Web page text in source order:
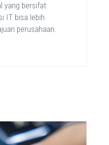
yang bersifat
IT bisa lebih
perusahaan.